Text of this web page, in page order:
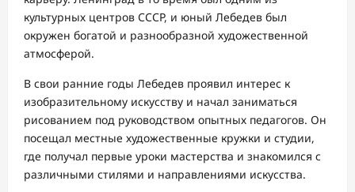
культурных центров СССР, и юный Лебедев был
окружен богатой и разнообразной художественной
атмосферой.
В свои ранние годы Лебедев проявил интерес к
изобразительному искусству и начал заниматься
рисованием под руководством опытных педагогов. Он
посещал местные художественные кружки и студии,
где получал первые уроки мастерства и знакомился с
различными стилями и направлениями искусства.